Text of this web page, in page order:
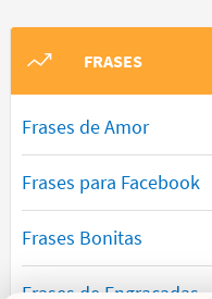
FRASES
Frases de Amor
Frases para Facebook
Frases Bonitas
Frases de Engraçadas